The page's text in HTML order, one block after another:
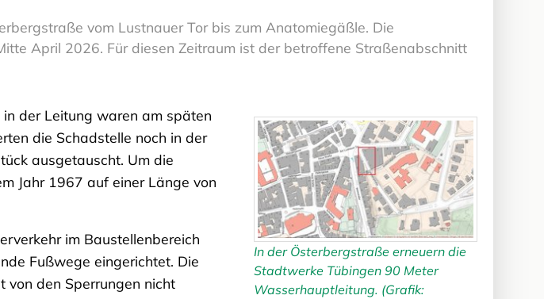
vom Lustnauer Tor bis zum Anatomiegäßle. Die
April 2026. Für diesen Zeitraum ist der betroffene Straßenabschnitt
In der Österbergstraße erneuern die
Stadtwerke Tübingen 90 Meter
Wasserhauptleitung. (Grafik:
der Leitung waren am späten
die Schadstelle noch in der
ausgetauscht. Um die
Jahr 1967 auf einer Länge von
im Baustellenbereich
Fußwege eingerichtet. Die
von den Sperrungen nicht